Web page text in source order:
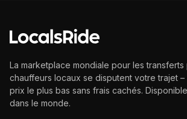
La marketplace mondiale pour les transferts
chauffeurs locaux se disputent votre trajet
prix le plus bas sans frais cachés.
dans le monde.